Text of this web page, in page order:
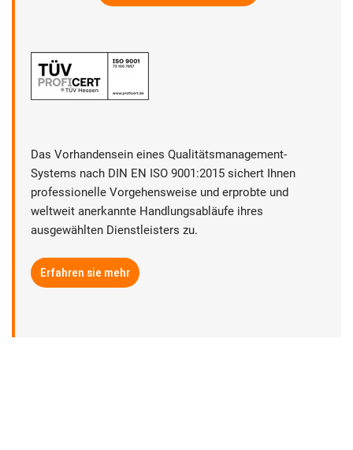
Das Vorhandensein eines Qualitätsmanagement-
Systems nach DIN EN ISO 9001:2015 sichert Ihnen
professionelle Vorgehensweise und erprobte und
weltweit anerkannte Handlungsabläufe ihres
ausgewählten Dienstleisters zu.
Erfahren sie mehr